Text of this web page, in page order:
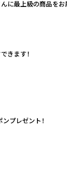
に最上級の商品をお
きます！
プレゼント！